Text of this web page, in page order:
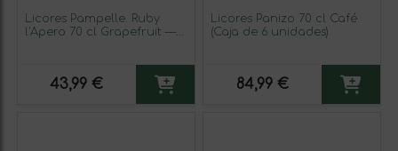
Licores Pampelle. Ruby
l'Apero 70 cl Grapefruit —
43,99 €
Licores Panizo 70 cl Café
(Caja de 6 unidades)
84,99 €